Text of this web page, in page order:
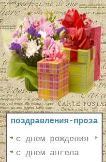
поздравления-проза
с днем рождения
с днем ангела